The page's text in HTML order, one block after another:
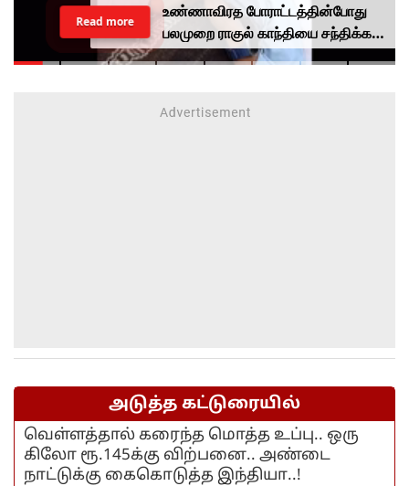
உண்ணாவிரத போராட்டத்தின்போது
பலமுறை ராகுல் காந்தியை சந்திக்க
முயன்றாரா சோனம் வாங்சுக்
Read more
அடுத்த கட்டுரையில்
வெள்ளத்தால் கரைந்த மொத்த உப்பு.. ஒரு
கிலோ ரூ.145க்கு விற்பனை.. அண்டை
நாட்டுக்கு கைகொடுத்த இந்தியா..!